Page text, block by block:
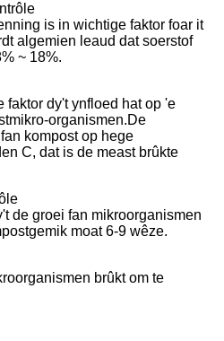
is in wichtige faktor foar it
algemien leaud dat soerstof
~ 18%.
faktor dy't ynfloed hat op 'e
organismen.De
kompost op hege
C, dat is de meast brûkte
de groei fan mikroorganismen
moat 6-9 wêze.
brûkt om te